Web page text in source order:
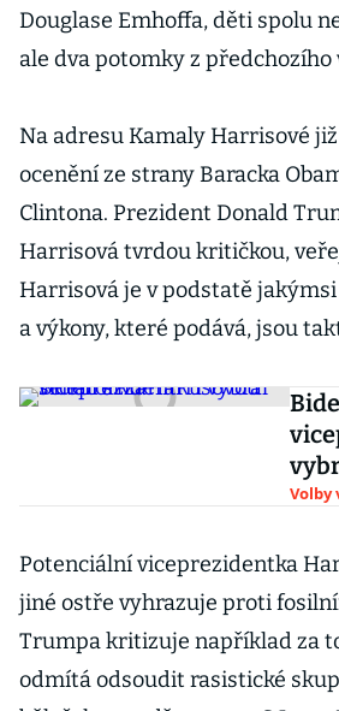
Douglase Emhoffa, děti spolu
ale dva potomky z předchozího
Na adresu Kamaly Harrisové
ocenění ze strany Baracka
Clintona. Prezident Donald
Harrisová tvrdou kritičkou,
Harrisová je v podstatě
a výkony, které podává, jsou
Volby
Potenciální viceprezidentka
jiné ostře vyhrazuje proti
Trumpa kritizuje například za
odmítá odsoudit rasistické